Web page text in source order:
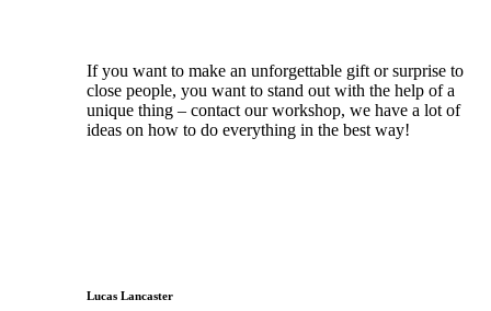
If you want to make an unforgettable gift or surprise to
close people, you want to stand out with the help of a
unique thing – contact our workshop, we have a lot of
ideas on how to do everything in the best way!
Lucas Lancaster